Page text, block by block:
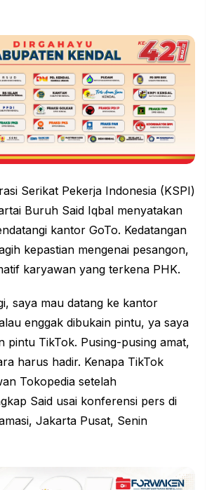
Serikat Pekerja Indonesia (KSPI)
Buruh Said Iqbal menyatakan
kantor GoTo. Kedatangan
kepastian mengenai pesangon,
karyawan yang terkena PHK.
saya mau datang ke kantor
enggak dibukain pintu, ya saya
pintu TikTok. Pusing-pusing amat,
harus hadir. Kenapa TikTok
Tokopedia setelah
Said usai konferensi pers di
Jakarta Pusat, Senin